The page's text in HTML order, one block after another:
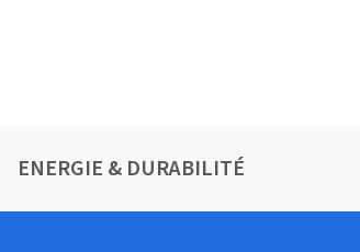
ENERGIE & DURABILITÉ